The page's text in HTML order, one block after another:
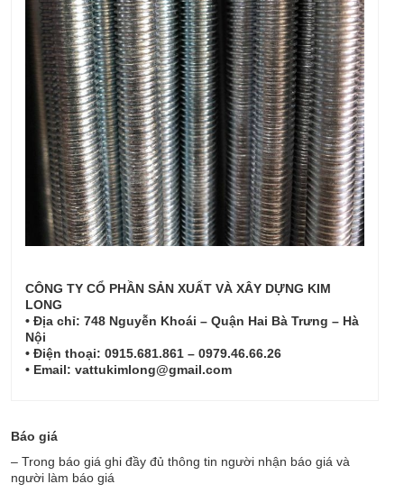
CÔNG TY CỔ PHẦN SẢN XUẤT VÀ XÂY DỰNG KIM
LONG
• Địa chỉ: 748 Nguyễn Khoái – Quận Hai Bà Trưng – Hà
Nội
• Điện thoại: 0915.681.861 – 0979.46.66.26
• Email: vattukimlong@gmail.com
Báo giá
– Trong báo giá ghi đầy đủ thông tin người nhận báo giá và
người làm báo giá